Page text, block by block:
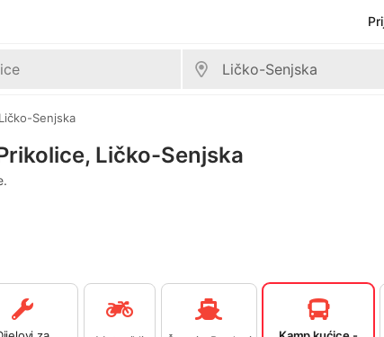
Ličko-Senjska
Ličko-Senjska